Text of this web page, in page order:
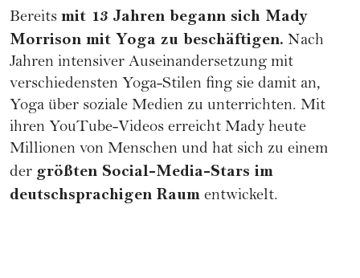
Bereits mit 13 Jahren begann sich Mady
Morrison mit Yoga zu beschäftigen. Nach
Jahren intensiver Auseinandersetzung mit
verschiedensten Yoga-Stilen fing sie damit an,
Yoga über soziale Medien zu unterrichten. Mit
ihren YouTube-Videos erreicht Mady heute
Millionen von Menschen und hat sich zu einem
der größten Social-Media-Stars im
deutschsprachigen Raum entwickelt.